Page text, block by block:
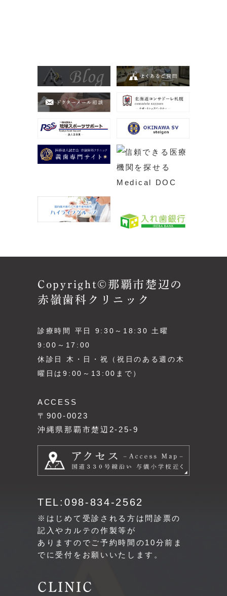
Copyright©那覇市楚辺の
赤嶺歯科クリニック
診療時間 平日 9:30～18:30 土曜
9:00～17:00
休診日 木・日・祝（祝日のある週の木
曜日は9:00～13:00まで）
ACCESS
〒900-0023
沖縄県那覇市楚辺2-25-9
TEL:098-834-2562
※はじめて受診される方は問診票の
記入やカルテの作製等が
ありますのでご予約時間の10分前ま
でに受付をお願いいたします。
CLINIC